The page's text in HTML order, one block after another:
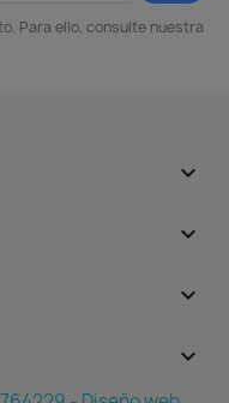
Para ello, consulte nuestra



keyboard_arrow_down